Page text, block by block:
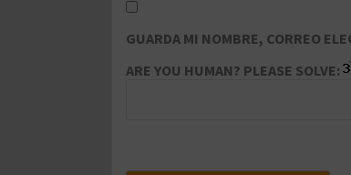
GUARDA MI NOMBRE, CORREO
ARE YOU HUMAN? PLEASE SOLVE: